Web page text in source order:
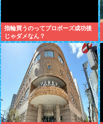
指輪買うのってプロポーズ成功後
じゃダメなん？